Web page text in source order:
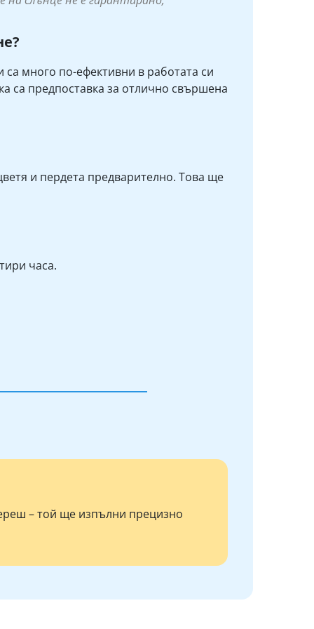
много по-ефективни в работата си
са предпоставка за отлично свършена
и пердета предварително. Това ще
часа.
– той ще изпълни прецизно